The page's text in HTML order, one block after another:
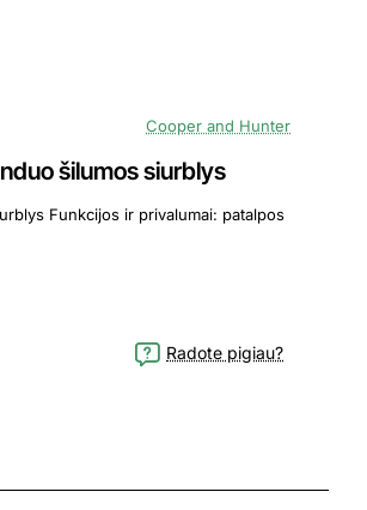
Cooper and Hunter
šilumos siurblys
Radote pigiau?